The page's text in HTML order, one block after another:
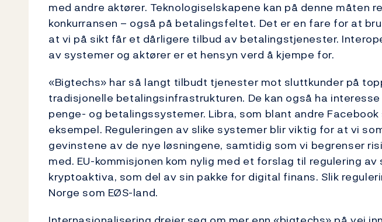
med andre aktører. Teknologiselskapene kan på denne måten
konkurransen – også på betalingsfeltet. Det er en fare for at
at vi på sikt får et dårligere tilbud av betalingstjenester.
av systemer og aktører er et hensyn verd å kjempe for.
«Bigtechs» har så langt tilbudt tjenester mot sluttkunder på
tradisjonelle betalingsinfrastrukturen. De kan også ha
penge- og betalingssystemer. Libra, som blant andre
eksempel. Reguleringen av slike systemer blir viktig for at vi
gevinstene av de nye løsningene, samtidig som vi begrenser
med. EU-kommisjonen kom nylig med et forslag til regulering
kryptoaktiva, som del av sin pakke for digital finans. Slik
Norge som EØS-land.